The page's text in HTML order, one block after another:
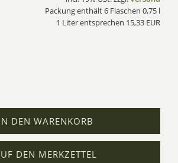
Packung enthält 6 Flaschen 0,75 l
1 Liter entsprechen 15,33 EUR
DEN WARENKORB
DEN MERKZETTEL